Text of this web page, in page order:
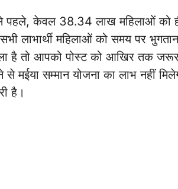
पहले, केवल 38.34 लाख महिलाओं को ही
लाभार्थी महिलाओं को समय पर
है तो आपको पोस्ट को आखिर तक
से मईया सम्मान योजना का लाभ नहीं
है।